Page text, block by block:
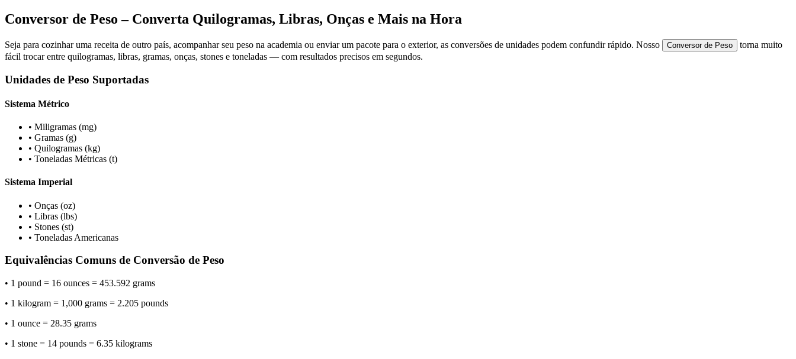
Conversor de Peso – Converta Quilogramas, Libras, Onças e Mais na Hora
Seja para cozinhar uma receita de outro país, acompanhar seu peso na academia ou enviar um pacote para o exterior, as conversões de unidades podem confundir rápido. Nosso Conversor de Peso
torna muito
fácil trocar entre quilogramas, libras, gramas, onças, stones e toneladas — com resultados precisos em segundos.
Unidades de Peso Suportadas
Sistema Métrico
• Miligramas (mg)
• Gramas (g)
• Quilogramas (kg)
• Toneladas Métricas (t)
Sistema Imperial
• Onças (oz)
• Libras (lbs)
• Stones (st)
• Toneladas Americanas
Equivalências Comuns de Conversão de Peso
• 1 pound = 16 ounces = 453.592 grams
• 1 kilogram = 1,000 grams = 2.205 pounds
• 1 ounce = 28.35 grams
• 1 stone = 14 pounds = 6.35 kilograms